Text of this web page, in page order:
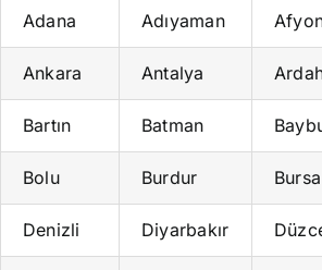
Adana Adıyaman
Ankara Antalya
Bartın Batman
Bolu Burdur Bursa
Denizli Diyarbakır